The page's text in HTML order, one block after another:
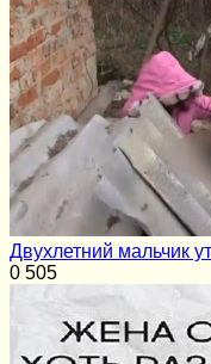
Двухлетний мальчик
0 505